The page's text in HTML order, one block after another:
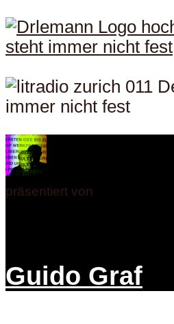
präsentiert von
Guido Graf